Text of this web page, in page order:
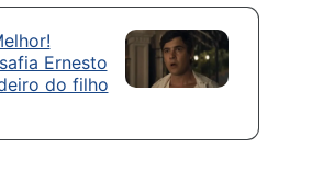
Ernesto
do filho